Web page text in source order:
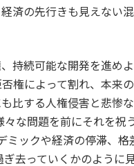
済の先行きも見えない
続可能な開発を進め
権によって割れ、本来
比する人権侵害と悲惨
な問題を前にそれを
ックや経済の停滞、
去っていくかのよう